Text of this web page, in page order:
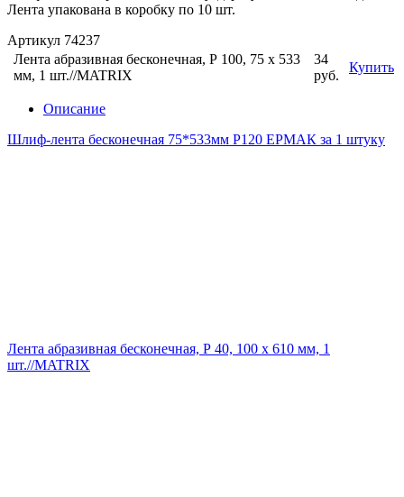
Лента упакована в коробку по 10 шт.
Артикул 74237
Лента абразивная бесконечная, Р 100, 75 х 533
мм, 1 шт.//MATRIX
34
руб.
Купить
Описание
Шлиф-лента бесконечная 75*533мм Р120 ЕРМАК за 1 штуку
Лента абразивная бесконечная, Р 40, 100 х 610 мм, 1
шт.//MATRIX